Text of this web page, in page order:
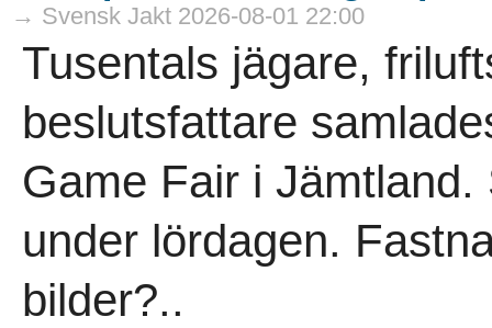
→ Svensk Jakt 2026-08-01 22:00
Tusentals jägare,
beslutsfattare
Game Fair i
under lördagen.
bilder?..